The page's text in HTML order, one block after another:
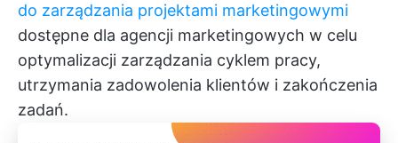
do zarządzania projektami marketingowymi
dostępne dla agencji marketingowych w celu
optymalizacji zarządzania cyklem pracy,
utrzymania zadowolenia klientów i zakończenia
zadań.